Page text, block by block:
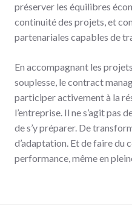
préserver les équilibres
continuité des projets, et
partenariales capables de
En accompagnant les
souplesse, le contract
participer activement à la
l’entreprise. Il ne s’agit pas
de s’y préparer. De
d’adaptation. Et de faire du
performance, même en